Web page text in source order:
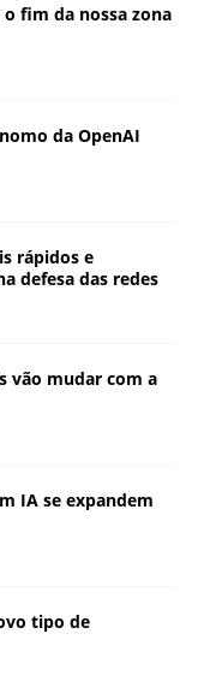
fim da nossa zona
da OpenAI
rápidos e
defesa das redes
vão mudar com a
IA se expandem
tipo de